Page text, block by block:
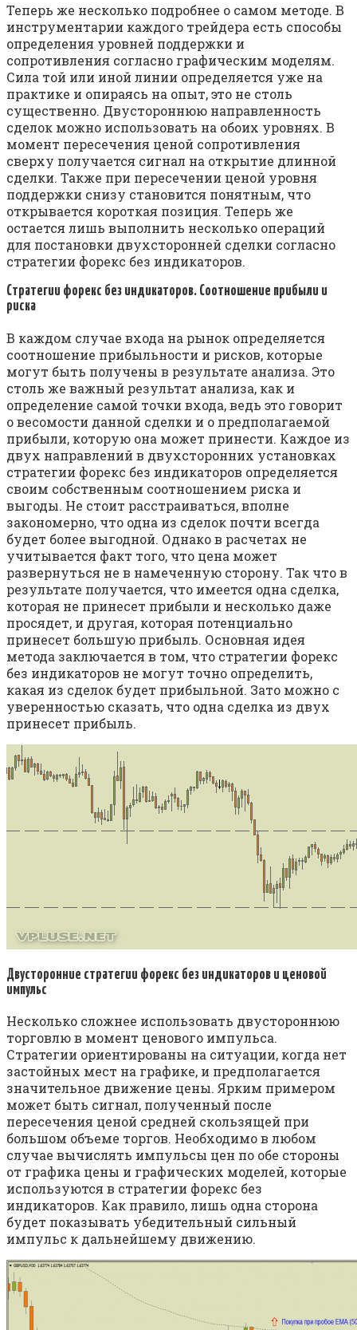
Теперь же несколько подробнее о самом методе. В
инструментарии каждого трейдера есть способы
определения уровней поддержки и
сопротивления согласно графическим моделям.
Сила той или иной линии определяется уже на
практике и опираясь на опыт, это не столь
существенно. Двустороннюю направленность
сделок можно использовать на обоих уровнях. В
момент пересечения ценой сопротивления
сверху получается сигнал на открытие длинной
сделки. Также при пересечении ценой уровня
поддержки снизу становится понятным, что
открывается короткая позиция. Теперь же
остается лишь выполнить несколько операций
для постановки двухсторонней сделки согласно
стратегии форекс без индикаторов.
Стратегии форекс без индикаторов. Соотношение прибыли и
риска
В каждом случае входа на рынок определяется
соотношение прибыльности и рисков, которые
могут быть получены в результате анализа. Это
столь же важный результат анализа, как и
определение самой точки входа, ведь это говорит
о весомости данной сделки и о предполагаемой
прибыли, которую она может принести. Каждое из
двух направлений в двухсторонних установках
стратегии форекс без индикаторов определяется
своим собственным соотношением риска и
выгоды. Не стоит расстраиваться, вполне
закономерно, что одна из сделок почти всегда
будет более выгодной. Однако в расчетах не
учитывается факт того, что цена может
развернуться не в намеченную сторону. Так что в
результате получается, что имеется одна сделка,
которая не принесет прибыли и несколько даже
просядет, и другая, которая потенциально
принесет большую прибыль. Основная идея
метода заключается в том, что стратегии форекс
без индикаторов не могут точно определить,
какая из сделок будет прибыльной. Зато можно с
уверенностью сказать, что одна сделка из двух
принесет прибыль.
Двусторонние стратегии форекс без индикаторов и ценовой
импульс
Несколько сложнее использовать двустороннюю
торговлю в момент ценового импульса.
Стратегии ориентированы на ситуации, когда нет
застойных мест на графике, и предполагается
значительное движение цены. Ярким примером
может быть сигнал, полученный после
пересечения ценой средней скользящей при
большом объеме торгов. Необходимо в любом
случае вычислять импульсы цен по обе стороны
от графика цены и графических моделей, которые
используются в стратегии форекс без
индикаторов. Как правило, лишь одна сторона
будет показывать убедительный сильный
импульс к дальнейшему движению.